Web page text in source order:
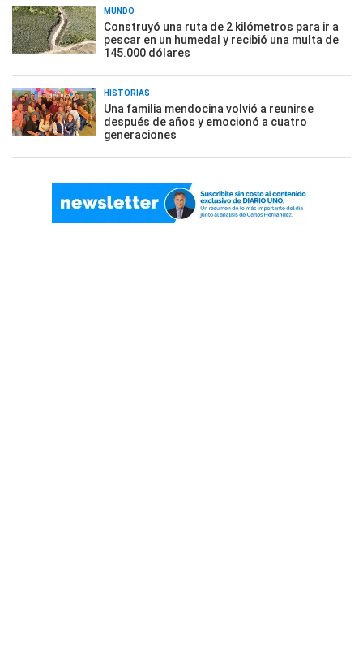
MUNDO
Construyó una ruta de 2 kilómetros para ir a
pescar en un humedal y recibió una multa de
145.000 dólares
HISTORIAS
Una familia mendocina volvió a reunirse
después de años y emocionó a cuatro
generaciones